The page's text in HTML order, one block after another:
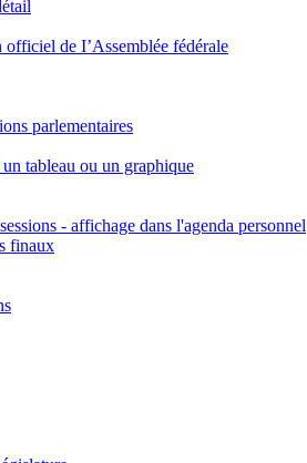
de I’Assemblée fédérale
parlementaires
tableau ou un graphique
- affichage dans l'agenda personnel
finaux